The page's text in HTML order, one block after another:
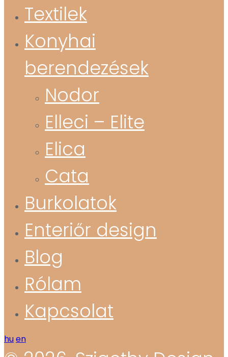
Textilek
Konyhai
berendezések
Nodor
Elleci – Elite
Elica
Cata
Burkolatok
Enteriőr design
Blog
Rólam
Kapcsolat
huen